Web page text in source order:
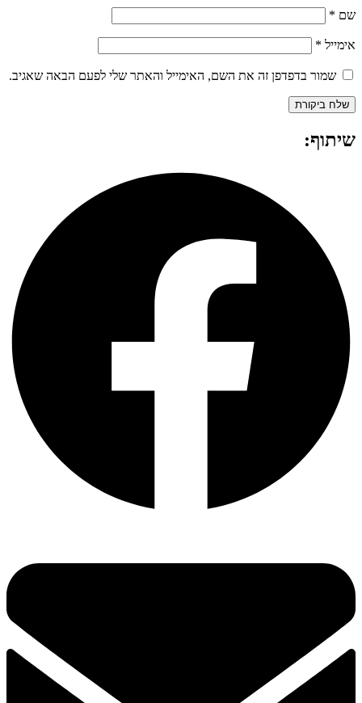
שם *
אימייל *
שמור בדפדפן זה את השם, האימייל והאתר שלי לפעם הבאה שאגיב.
שיתוף: